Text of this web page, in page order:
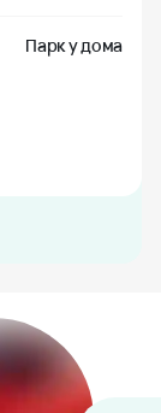
Парк у дома